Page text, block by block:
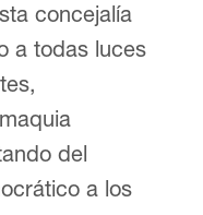
concejalía
a todas luces
del
a los